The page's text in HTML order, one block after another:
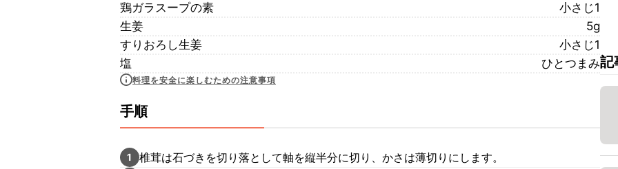
鶏ガラスープの素
小さじ1
生姜
5g
すりおろし生姜
小さじ1
塩
ひとつまみ
料理を安全に楽しむための注意事項
手順
1 椎茸は石づきを切り落として軸を縦半分に切り、かさは薄切りにします。
記